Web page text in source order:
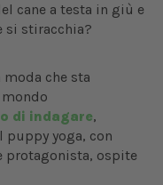
cane a testa in giù e
si stiracchia?
che sta
di indagare,
yoga, con
protagonista, ospite